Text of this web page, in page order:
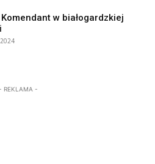
Komendant w białogardzkiej
REKLAMA -